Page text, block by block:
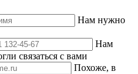
Нам нужно
Нам
связаться с вами
Похоже, в